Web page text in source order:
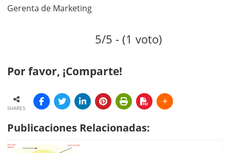
Gerenta de Marketing
5/5 - (1 voto)
Por favor, ¡Comparte!
SHARES
Publicaciones Relacionadas: